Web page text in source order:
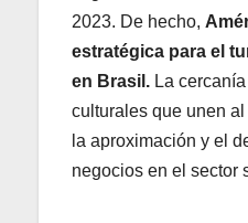
2023. De hecho,
estratégica para el
en Brasil. La
culturales que unen
la aproximación y el
negocios en el sector